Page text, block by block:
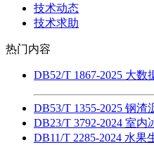
技术动态
技术求助
热门内容
DB52/T 1867-2025 大
DB53/T 1355-2025 钢
DB23/T 3792-2024 室
DB11/T 2285-2024 水